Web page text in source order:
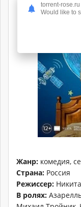
Жанр: комедия,
Страна: Россия
Режиссер:
В ролях:
torrent-rose.ru
Would like to